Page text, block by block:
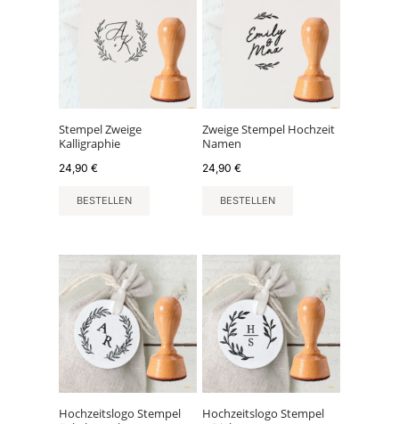
Stempel Zweige
Kalligraphie
24,90 €
BESTELLEN
Zweige Stempel Hochzeit
Namen
24,90€
BESTELLEN
Hochzeitslogo Stempel
Hochzeitslogo Stempel